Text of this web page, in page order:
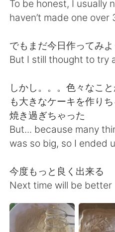
日本語 한국
Русский ไทย
Indonesia
Türkçe
Português
To be honest, I usually
haven’t made one over
でもまだ今日作ってみ
But I still thought to try
しかし。。。色々なこ
も大きなケーキを作り
焼き過ぎちゃった
But... because many
was so big, so I ended
今度もっと良く出来る
Next time will be better